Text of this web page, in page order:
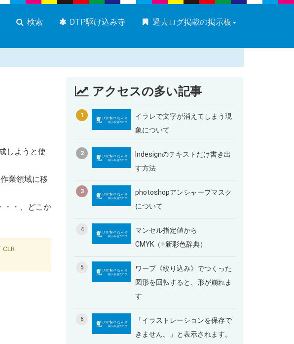
検索 DTP駆け込み寺 過去ログ掲載の掲示板
しようと使
業領域に移
・・、どこか
アクセスの多い記事
1
イラレで文字が消えてしまう現
象について
2
Indesignのテキストだけ書き出
す方法
3
photoshopアンシャープマスク
について
4
マンセル指定値から
CMYK（+新彩色辞典）
5
ワープ《絞り込み》でつくった
図形を回転すると、形が崩れま
す
6
「イラストレーションを保存で
きません。」と表示されます。